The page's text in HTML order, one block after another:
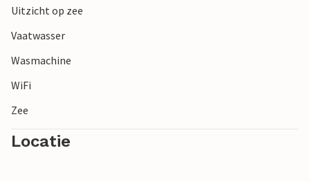
Uitzicht op zee
Vaatwasser
Wasmachine
WiFi
Zee
Locatie